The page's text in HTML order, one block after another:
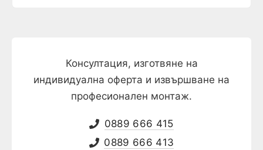
Консултация, изготвяне на
индивидуална оферта и извършване на
професионален монтаж.
0889 666 415
0889 666 413